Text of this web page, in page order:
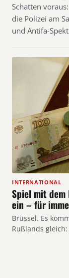
Schatten
die Polizei am
und Antifa-
INTERNATIONAL
Spiel mit dem
ein – für
Brüssel. Es
Rußlands